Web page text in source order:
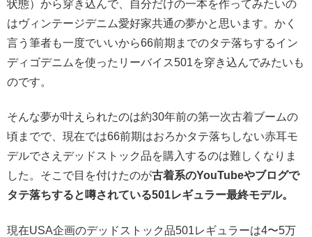
状態）から穿き込んで、自分だけの一本を作ってみたいの
はヴィンテージデニム愛好家共通の夢かと思います。かく
言う筆者も一度でいいから66前期までのタテ落ちするイン
ディゴデニムを使ったリーバイス501を穿き込んでみたいも
のです。
そんな夢が叶えられたのは約30年前の第一次古着ブームの
頃までで、現在では66前期はおろかタテ落ちしない赤耳モ
デルでさえデッドストック品を購入するのは難しくなりま
した。そこで目を付けたのが古着系のYouTubeやブログで
タテ落ちすると噂されている501レギュラー最終モデル。
現在USA企画のデッドストック品501レギュラーは4〜5万